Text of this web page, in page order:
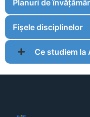
Planuri de
Fișele disciplinelor
Ce studiem la